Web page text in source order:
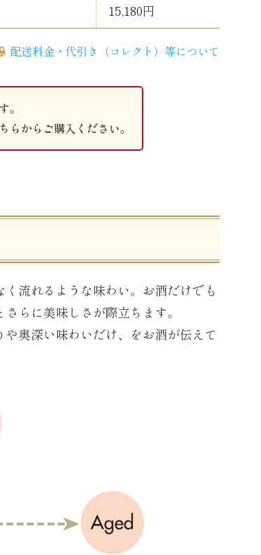
15,180円
配送料金・代引き（コレクト）等について
。
からご購入ください。
流れるような味わい。お酒だけでも
らに美味しさが際立ちます。
奥深い味わいだけ、をお酒が伝えて